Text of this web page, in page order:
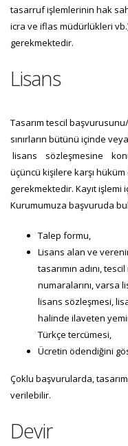
tasarruf işlemlerinin hak
icra ve iflas müdürlükleri
gerekmektedir.
Lisans
Tasarım tescil
sınırların bütünü içinde
lisans sözleşmesine
üçüncü kişilere karşı
gerekmektedir. Kayıt işlemi
Kurumumuza başvuruda
Talep formu,
Lisans alan ve
tasarımın adını,
numaralarını, varsa
lisans sözleşmesi,
halinde ilaveten
Türkçe tercümesi,
Ücretin ödendiğini
Çoklu başvurularda,
verilebilir.
Devir